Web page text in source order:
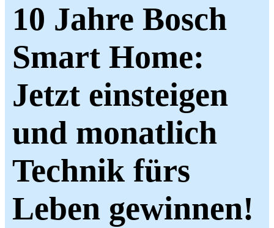
10 Jahre Bosch
Smart Home:
Jetzt einsteigen
und monatlich
Technik fürs
Leben gewinnen!